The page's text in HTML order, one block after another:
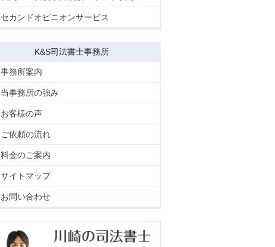
セカンドオピニオンサービス
K&S司法書士事務所
事務所案内
当事務所の強み
お客様の声
ご依頼の流れ
料金のご案内
サイトマップ
お問い合わせ